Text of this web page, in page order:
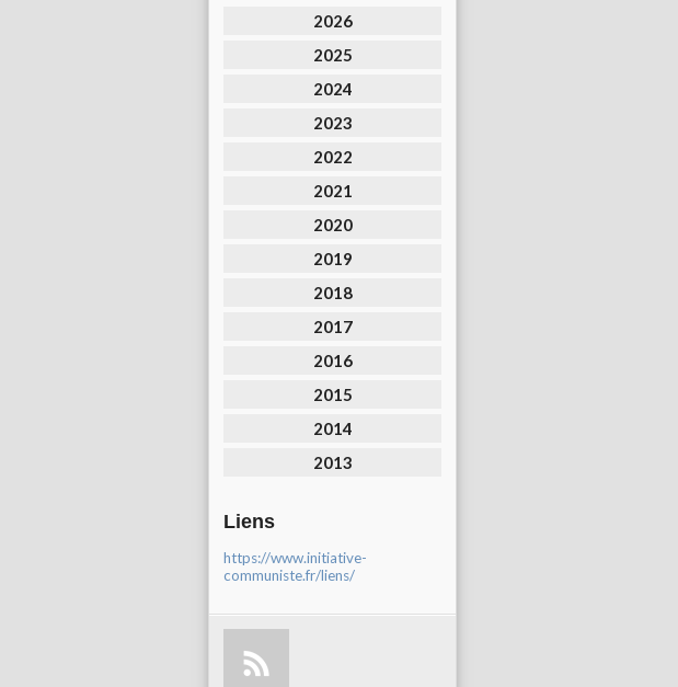
2026
2025
2024
2023
2022
2021
2020
2019
2018
2017
2016
2015
2014
2013
Liens
https://www.initiative-
communiste.fr/liens/